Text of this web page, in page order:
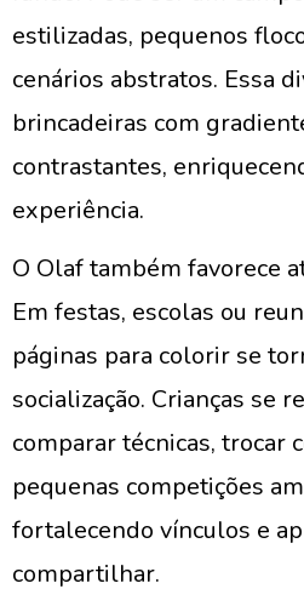
estilizadas, pequenos
cenários abstratos. Essa
brincadeiras com
contrastantes,
experiência.
O Olaf também favorece
Em festas, escolas ou
páginas para colorir se
socialização. Crianças se
comparar técnicas, trocar
pequenas competições
fortalecendo vínculos e
compartilhar.